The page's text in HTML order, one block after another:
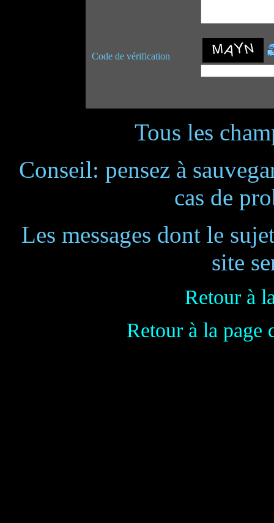
Code de vérification
Tous les
Conseil: pensez à
cas de
Les messages dont le
site
Retour à
Retour à la page